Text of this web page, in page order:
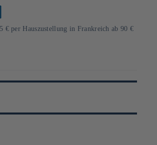
€ per Hauszustellung in Frankreich ab 90 €